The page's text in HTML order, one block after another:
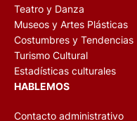
Teatro y Danza
Museos y Artes Plásticas
Costumbres y Tendencias
Turismo Cultural
Estadísticas culturales
HABLEMOS
Contacto administrativo